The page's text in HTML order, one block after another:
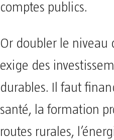
comptes publics.
Or doubler le niveau
exige des
durables. Il faut
santé, la formation
routes rurales,